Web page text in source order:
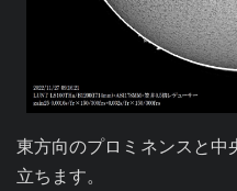
東方向のプロミネンスと中
立ちます。